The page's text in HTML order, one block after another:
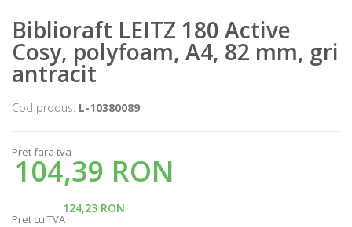
Biblioraft LEITZ 180 Active
Cosy, polyfoam, A4, 82 mm, gri
antracit
Cod produs: L-10380089
Pret fara tva
104,39 RON
124,23 RON
Pret cu TVA